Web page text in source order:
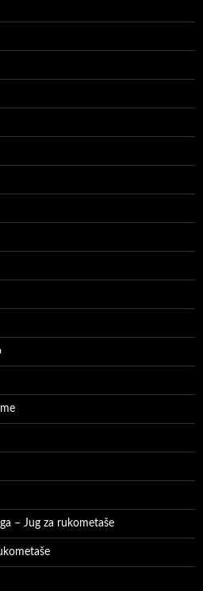
– Jug za rukometaše